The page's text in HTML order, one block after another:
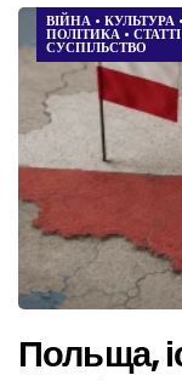
ВІЙНА • КУЛЬТУРА •
ПОЛІТИКА • СТАТТІ
СУСПІЛЬСТВО
Польща,